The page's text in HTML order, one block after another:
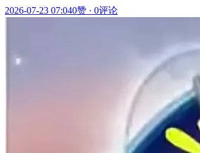
2026-07-23 07:040赞 · 0评论